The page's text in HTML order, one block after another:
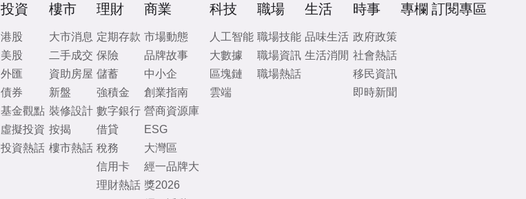
投資
港股
美股
外匯
債券
基金觀點
虛擬投資
投資熱話
樓市
大市消息
二手成交
資助房屋
新盤
裝修設計
按揭
樓市熱話
理財
定期存款
保險
儲蓄
強積金
數字銀行
借貸
稅務
信用卡
理財熱話
商業
市場動態
品牌故事
中小企
創業指南
營商資源庫
ESG
大灣區
經一品牌大
獎2026
科技
人工智能
大數據
區塊鏈
雲端
職場
職場技能
職場資訊
職場熱話
生活
品味生活
生活消閒
時事
政府政策
社會熱話
移民資訊
即時新聞
專欄 訂閱專區